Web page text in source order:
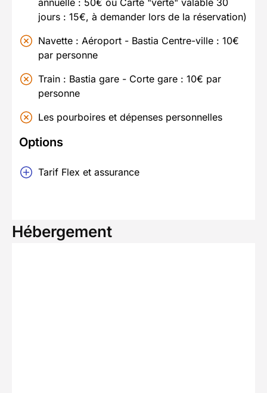
jours : 15€, à demander lors de la réservation)
Navette : Aéroport - Bastia Centre-ville : 10€
par personne
Train : Bastia gare - Corte gare : 10€ par
personne
Les pourboires et dépenses personnelles
Options
Tarif Flex et assurance
Hébergement